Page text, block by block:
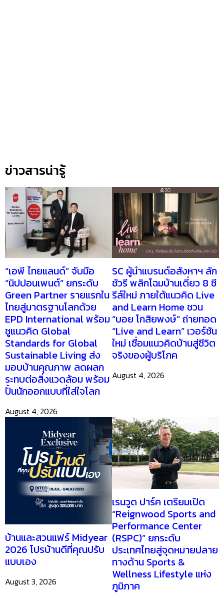
ข่าวสารน่ารู้
“เอพี ไทยแลนด์” จับมือ
“นิปปอนเพนต์” ยกระดับ
Green Partner รายแรกใน
ไทยสู่มาตรฐานโลกด้วย
EPD International พร้อม
ชูแนวคิด Global
Standards for Global
Sustainable Living ส่ง
มอบบ้านคุณภาพ ลดผลก
ระทบต่อสิ่งแวดล้อม พร้อม
ปั้นนักออกแบบที่ใส่ใจโลก
August 4, 2026
SC ผู้นำแบรนด์อสังหาฯ ลัก
ชัวรี พลิกโฉมบ้านเดี่ยว 8 ซี
รีส์ใหม่ ภายใต้แนวคิด Live
and Learn Home ชวน
“บอย โกสิยพงษ์” ถ่ายทอด
“Live and Learn” เวอร์ชัน
ใหม่ เชื่อมแนวคิดบ้านสู่ชีวิต
จริงของผู้บริโภค
August 4, 2026
บ้านและสวนแฟร์ Midyear
2026 โปรบ้านดีที่คุณปรับ
แบบเอง
August 3, 2026
เรนวูด ปาร์ค เตรียมเปิด
“Reignwood Sports and
Performance Center
(RSPC)” ยกระดับ
ประเทศไทยสู่จุดหมายปลาย
ทางด้าน Sports &
Wellness Lifestyle แห่ง
ภูมิภาค